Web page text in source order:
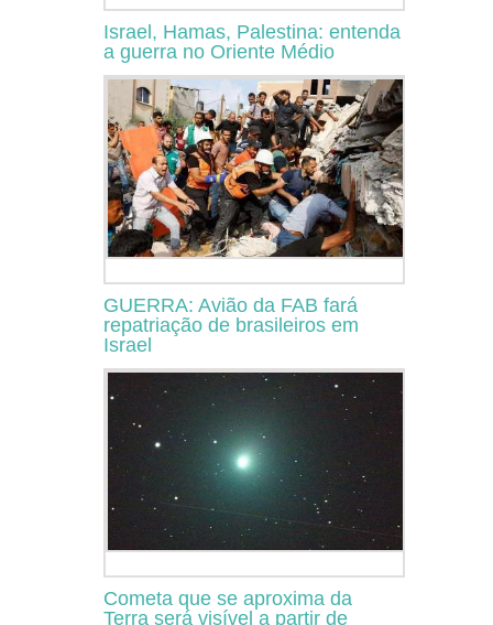
Israel, Hamas, Palestina: entenda
a guerra no Oriente Médio
GUERRA: Avião da FAB fará
repatriação de brasileiros em
Israel
Cometa que se aproxima da
Terra será visível a partir de